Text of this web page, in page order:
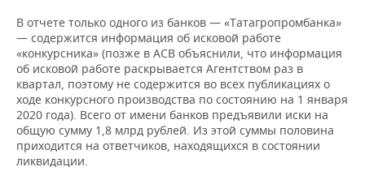
В отчете только одного из банков — «Татагропромбанка»
— содержится информация об исковой работе
«конкурсника» (позже в АСВ объяснили, что информация
об исковой работе раскрывается Агентством раз в
квартал, поэтому не содержится во всех публикациях о
ходе конкурсного производства по состоянию на 1 января
2020 года). Всего от имени банков предъявили иски на
общую сумму 1,8 млрд рублей. Из этой суммы половина
приходится на ответчиков, находящихся в состоянии
ликвидации.